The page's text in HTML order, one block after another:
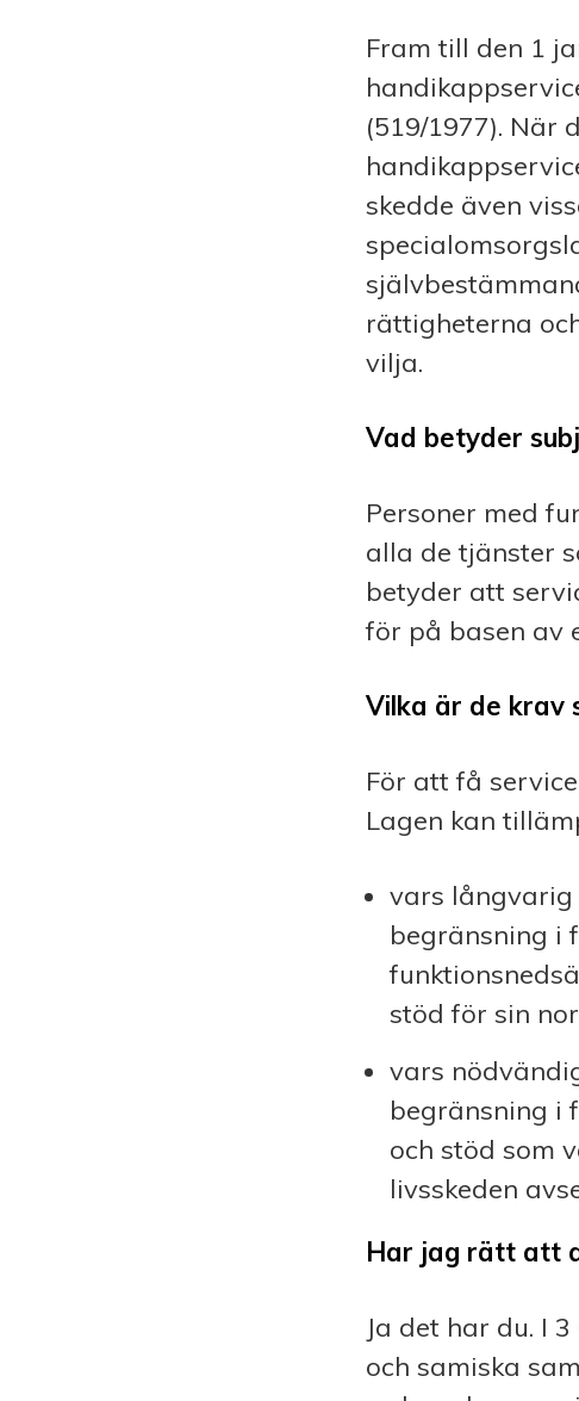
Fram till den 1
(519/1977). När
skedde även
rättigheterna
vilja.
Vad betyder
Personer med
alla de tjänster
betyder att
för på basen av
Vilka är de krav
För att få
Lagen kan
vars långvarig
begränsning i
stöd för sin
vars
begränsning i
och stöd som
livsskeden
Har jag rätt att
Ja det har du. I
och samiska